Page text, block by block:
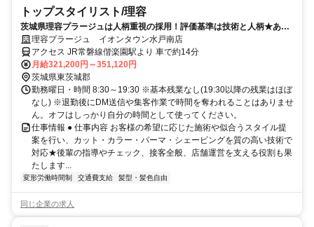
トップスタイリスト/理容
茨城県理容プラージュは人柄重視の採用！評価基準は技術と人柄★あな
たの頑張りをしっかり評価
理容プラージュ イオンタウン水戸南店
アクセス JR常磐線偕楽園駅より 車で約14分
月給321,200円～351,120円
茨城県東茨城郡
勤務曜日・時間 8:30～19:30 ※基本残業なし(19:30以降の残業はほぼ
なし) ※退勤後にDM送信や集客作業で時間を奪われることはありませ
ん。オフはしっかり自分の時間として使ってください。
仕事情報 ● 仕事内容 お客様の希望に応じた施術や似合うスタイル提
案を行い、カット・カラー・パーマ・シェービングを質の高い技術で
対応★後輩の指導やチェック、接客全般、店舗運営を支える役割も果
たします...
変形労働時間制 交通費支給 髪型・髪色自由
同じ企業の求人